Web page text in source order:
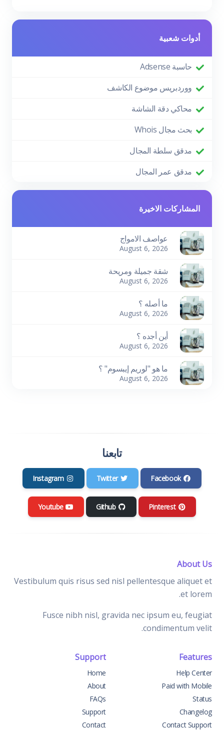
أدوات شعبية
حاسبة Adsense
ووردبريس موضوع الكاشف
محاكي دقة الشاشة
بحث مجال Whois
مدقق سلطة المجال
مدقق عمر المجال
المشاركات الاخيرة
عواصف الامواج
August 6, 2026
شقة جميلة ومريحة
August 6, 2026
ما أصله ؟
August 6, 2026
أين أجده ؟
August 6, 2026
ما هو "لوريم إيبسوم" ؟
August 6, 2026
تابعنا
Facebook
Twitter
Instagram
Pinterest
Github
Youtube
About Us
Vestibulum quis risus sed nisl pellentesque aliquet et
et lorem.
Fusce nibh nisl, gravida nec ipsum eu, feugiat
condimentum velit.
Features
Help Center
Paid with Mobile
Status
Changelog
Contact Support
Support
Home
About
FAQs
Support
Contact